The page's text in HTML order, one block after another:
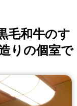
毛和牛のす
りの個室で